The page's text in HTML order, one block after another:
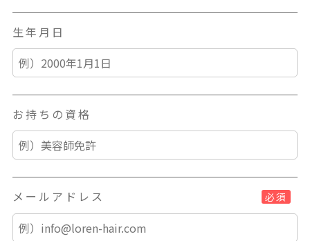
生年月日
お持ちの資格
メールアドレス 必須